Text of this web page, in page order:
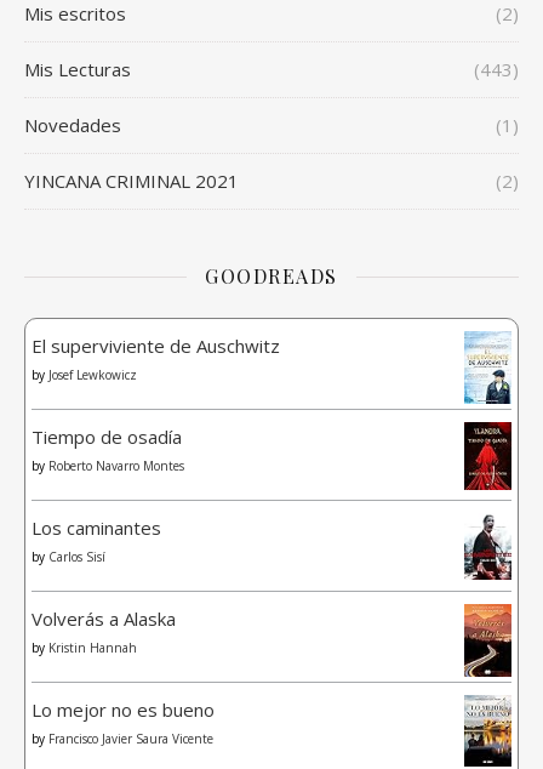
Mis escritos (2)
Mis Lecturas (443)
Novedades (1)
YINCANA CRIMINAL 2021 (2)
GOODREADS
El superviviente de Auschwitz
by Josef Lewkowicz
Tiempo de osadía
by Roberto Navarro Montes
Los caminantes
by Carlos Sisí
Volverás a Alaska
by Kristin Hannah
Lo mejor no es bueno
by Francisco Javier Saura Vicente